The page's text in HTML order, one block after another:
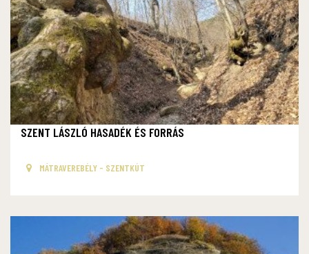
SZENT LÁSZLÓ HASADÉK ÉS FORRÁS
MÁTRAVEREBÉLY - SZENTKÚT